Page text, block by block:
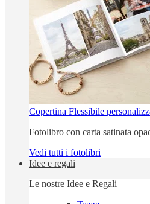
Copertina Flessibile
Fotolibro con carta satinata
Vedi tutti i fotolibri
Idee e regali
Le nostre Idee e Regali